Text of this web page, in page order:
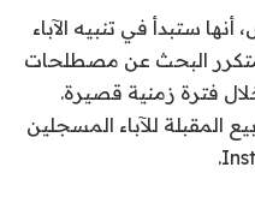
ستبدأ في تنبيه الآباء
متكرر البحث عن مصطلحات
فترة زمنية قصيرة.
المقبلة للآباء المسجلين